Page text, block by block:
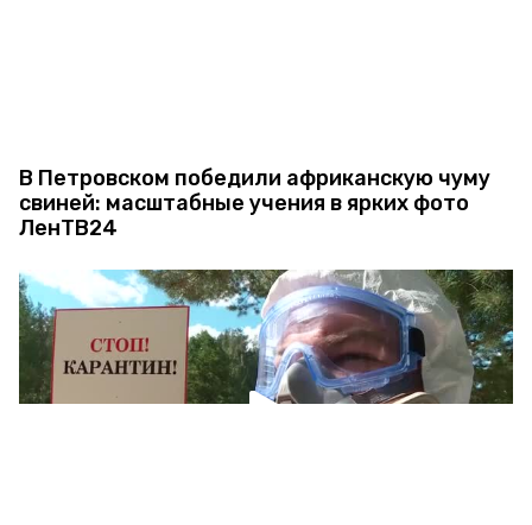
В Петровском победили африканскую чуму
свиней: масштабные учения в ярких фото
ЛенТВ24